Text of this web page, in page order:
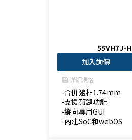
55VH7J-H
加入詢價
feed詳細規格
-合併邊框1.74mm
-支援菊鏈功能
-縱向專用GUI
-內建SoC和webOS